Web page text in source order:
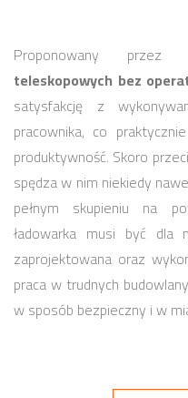
Proponowany
teleskopowych bez
satysfakcję z
pracownika, co
produktywność. Skoro
spędza w nim niekiedy
pełnym skupieniu na
ładowarka musi być
zaprojektowana oraz
praca w trudnych
w sposób bezpieczny i w